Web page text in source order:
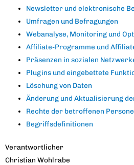
Newsletter und elektronische
Umfragen und Befragungen
Webanalyse, Monitoring und
Affiliate-Programme und
Präsenzen in sozialen
Plugins und eingebettete
Löschung von Daten
Änderung und Aktualisierung
Rechte der betroffenen
Begriffsdefinitionen
Verantwortlicher
Christian Wohlrabe